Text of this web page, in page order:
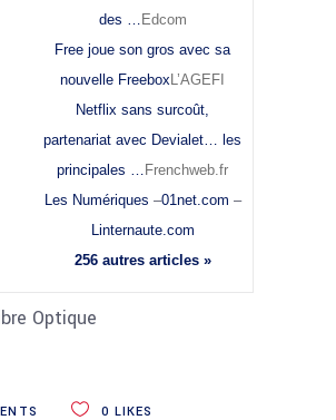
des … Edcom
Free joue son gros avec sa
nouvelle FreeboxL’AGEFI
Netflix sans surcoût,
partenariat avec Devialet… les
principales … Frenchweb.fr
Les Numériques –01net.com –
Linternaute.com
256 autres articles »
Optique
0 LIKES